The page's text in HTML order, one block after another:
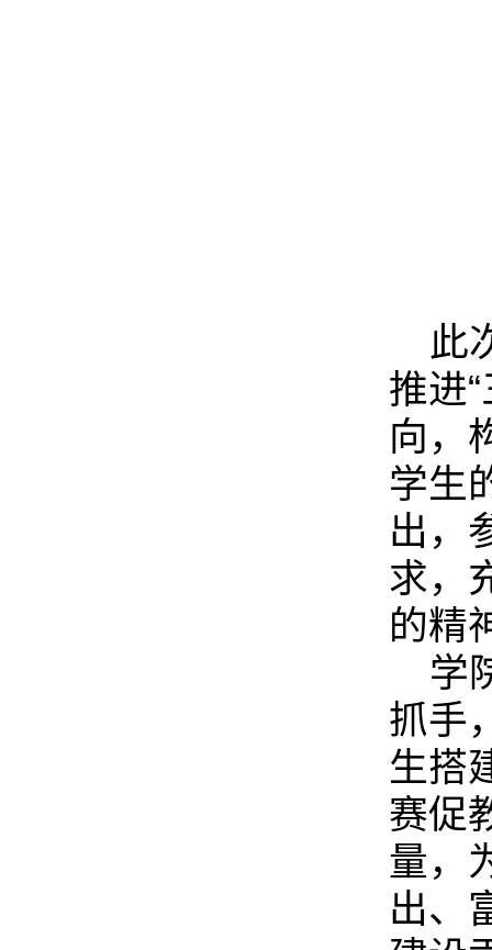
此
推进
向，
学生
出，
求，
的精
学
抓手
生搭
赛促
量，
出、